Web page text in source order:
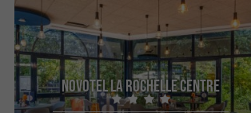
Novotel La Rochelle Centre